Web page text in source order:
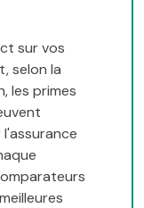
sur vos
selon la
les primes